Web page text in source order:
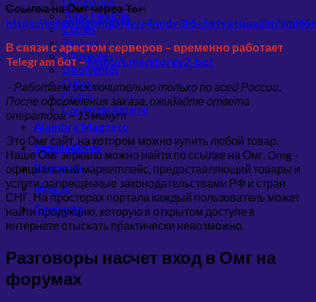
Tubo Flexible
Cables
Resinas
Diluyentes
Disolventes
Cuñas
Cintas
Cordel de Amarre
Alambre Magneto
Ventiladores
Borneras
Blog JL
Contacto
Ссылка на Омг через Tor:
https://
В связи с арестом серверов – временно работает
Telegram бот –http://t.me/storev2_bot
– Работаем исключительно только по всей России.
После оформления заказа, ожидайте ответа
оператора ~ 15 минут
Это Омг сайт, на котором можно купить любой товар.
Наше Омг зеркало можно найти по ссылке на Омг. Omg –
официальный маркетплейс, предоставляющий товары и
услуги, запрещенные законодательствами РФ и стран
СНГ. На просторах портала каждый пользователь может
найти продукцию, которую в открытом доступе в
интернете отыскать практически невозможно.
Разговоры насчет вход в Омг на
форумах